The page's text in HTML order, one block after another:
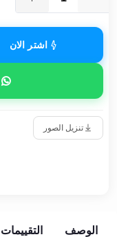
اشتر الان
تنزيل الصور
الوصف التقييمات